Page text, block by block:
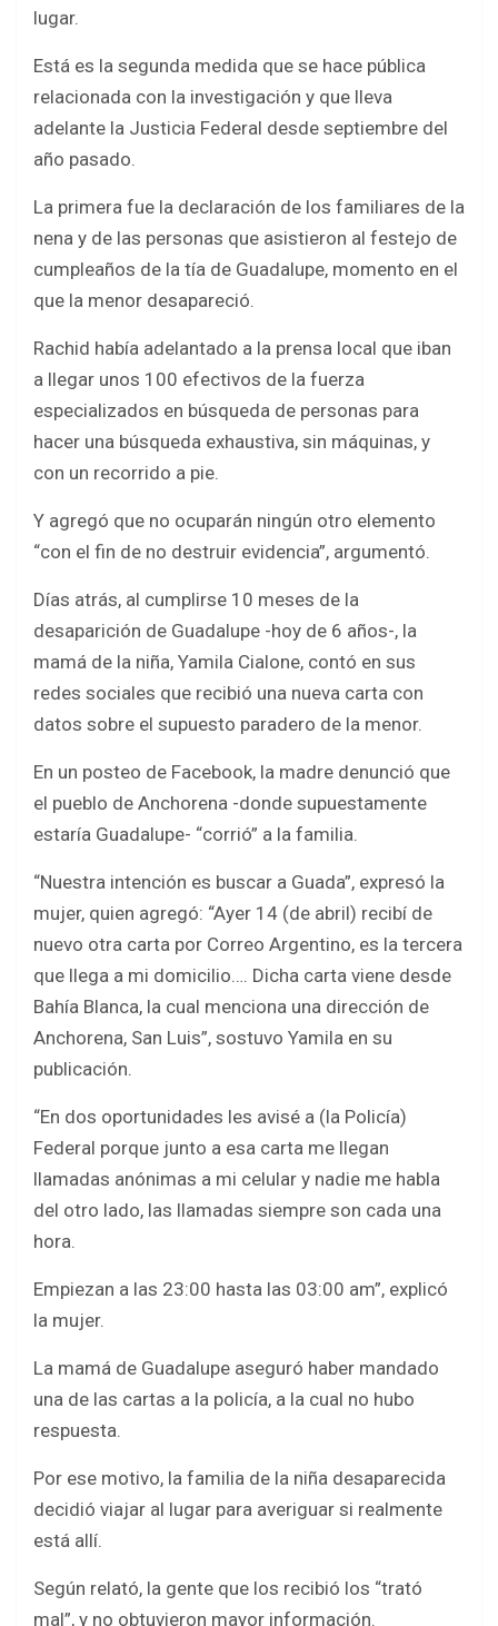
lugar.
Está es la segunda medida que se hace pública
relacionada con la investigación y que lleva
adelante la Justicia Federal desde septiembre del
año pasado.
La primera fue la declaración de los familiares de la
nena y de las personas que asistieron al festejo de
cumpleaños de la tía de Guadalupe, momento en el
que la menor desapareció.
Rachid había adelantado a la prensa local que iban
a llegar unos 100 efectivos de la fuerza
especializados en búsqueda de personas para
hacer una búsqueda exhaustiva, sin máquinas, y
con un recorrido a pie.
Y agregó que no ocuparán ningún otro elemento
“con el fin de no destruir evidencia”, argumentó.
Días atrás, al cumplirse 10 meses de la
desaparición de Guadalupe -hoy de 6 años-, la
mamá de la niña, Yamila Cialone, contó en sus
redes sociales que recibió una nueva carta con
datos sobre el supuesto paradero de la menor.
En un posteo de Facebook, la madre denunció que
el pueblo de Anchorena -donde supuestamente
estaría Guadalupe- “corrió” a la familia.
“Nuestra intención es buscar a Guada”, expresó la
mujer, quien agregó: “Ayer 14 (de abril) recibí de
nuevo otra carta por Correo Argentino, es la tercera
que llega a mi domicilio…. Dicha carta viene desde
Bahía Blanca, la cual menciona una dirección de
Anchorena, San Luis”, sostuvo Yamila en su
publicación.
“En dos oportunidades les avisé a (la Policía)
Federal porque junto a esa carta me llegan
llamadas anónimas a mi celular y nadie me habla
del otro lado, las llamadas siempre son cada una
hora.
Empiezan a las 23:00 hasta las 03:00 am”, explicó
la mujer.
La mamá de Guadalupe aseguró haber mandado
una de las cartas a la policía, a la cual no hubo
respuesta.
Por ese motivo, la familia de la niña desaparecida
decidió viajar al lugar para averiguar si realmente
está allí.
Según relató, la gente que los recibió los “trató
mal”, y no obtuvieron mayor información.